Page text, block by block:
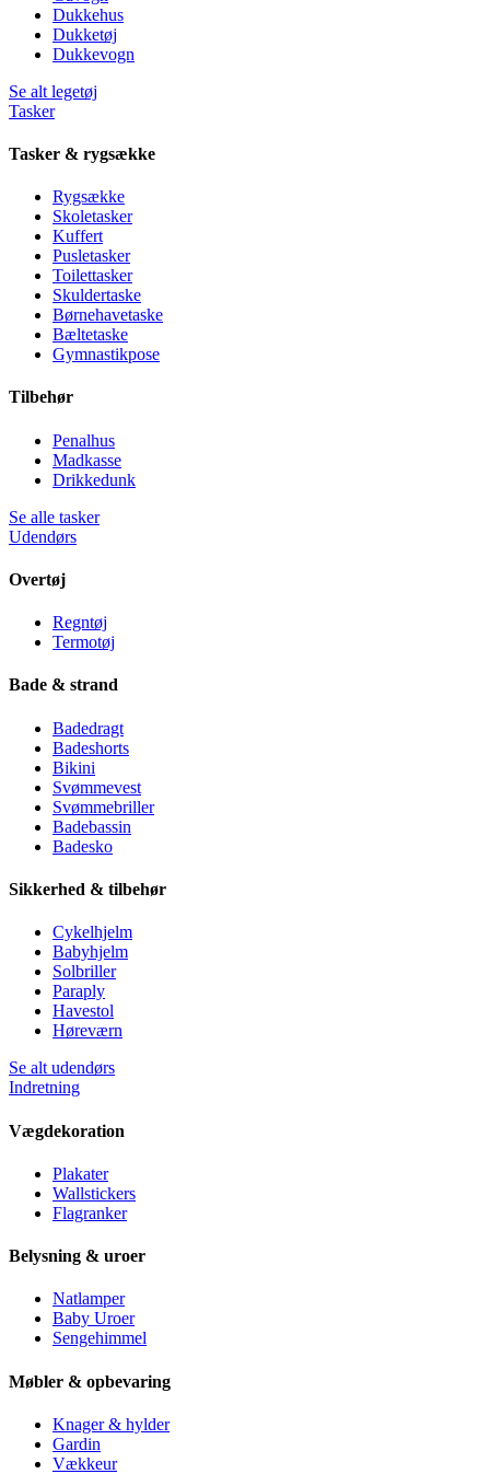
Dukkehus
Dukketøj
Dukkevogn
Se alt legetøj
Tasker
Tasker & rygsække
Rygsække
Skoletasker
Kuffert
Pusletasker
Toilettasker
Skuldertaske
Børnehavetaske
Bæltetaske
Gymnastikpose
Tilbehør
Penalhus
Madkasse
Drikkedunk
Se alle tasker
Udendørs
Overtøj
Regntøj
Termotøj
Bade & strand
Badedragt
Badeshorts
Bikini
Svømmevest
Svømmebriller
Badebassin
Badesko
Sikkerhed & tilbehør
Cykelhjelm
Babyhjelm
Solbriller
Paraply
Havestol
Høreværn
Se alt udendørs
Indretning
Vægdekoration
Plakater
Wallstickers
Flagranker
Belysning & uroer
Natlamper
Baby Uroer
Sengehimmel
Møbler & opbevaring
Knager & hylder
Gardin
Vækkeur